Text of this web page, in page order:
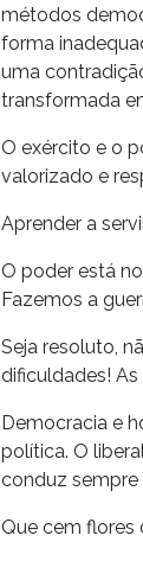
métodos
forma
uma
transformada
O exército e o
valorizado e
Aprender a
O poder está
Fazemos a
Seja resoluto,
dificuldades!
Democracia e
política. O
conduz sempre
Que cem flores